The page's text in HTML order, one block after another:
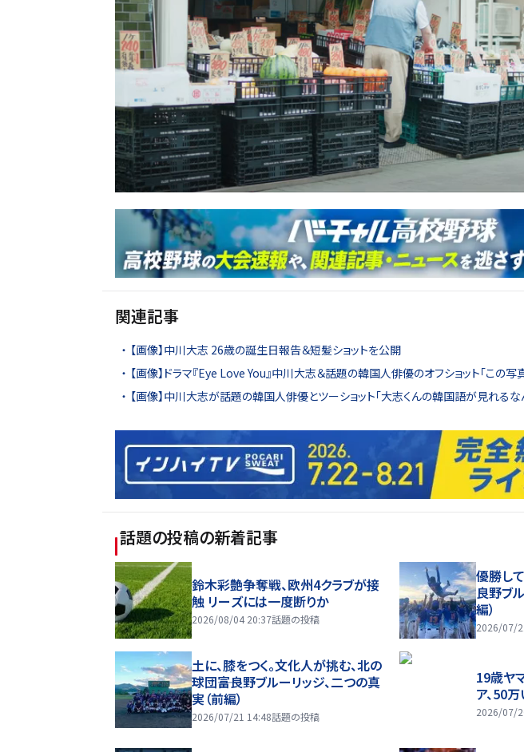
関連記事
【画像】中川大志 26歳の誕生日報告＆短髪ショットを公開
【画像】ドラマ『Eye Love You』中川大志＆話題の韓国人俳優のオフショット「この写
【画像】中川大志が話題の韓国人俳優とツーショット「大志くんの韓国語が見れるな
話題の投稿の新着記事
鈴木彩艶争奪戦、欧州4クラブが接
触 リーズには一度断りか
2026/08/04 20:37話題の投稿
優勝し
良野ブ
編）
2026/07/
土に、膝をつく。文化人が挑む、北の
球団――富良野ブルーリッジ、二つの真
実（前編）
2026/07/21 14:48話題の投稿
19歳ヤ
ア、50
2026/07/